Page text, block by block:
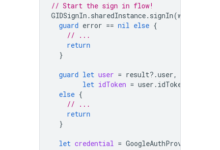
// Start the sign in flow!
GIDSignIn . sharedInstance. signIn(
guard error == nil else {
// ...
return
}
guard let user = result?.user,
let idToken = user . idToken
else {
// ...
return
}
let credential = GoogleAuthProvider